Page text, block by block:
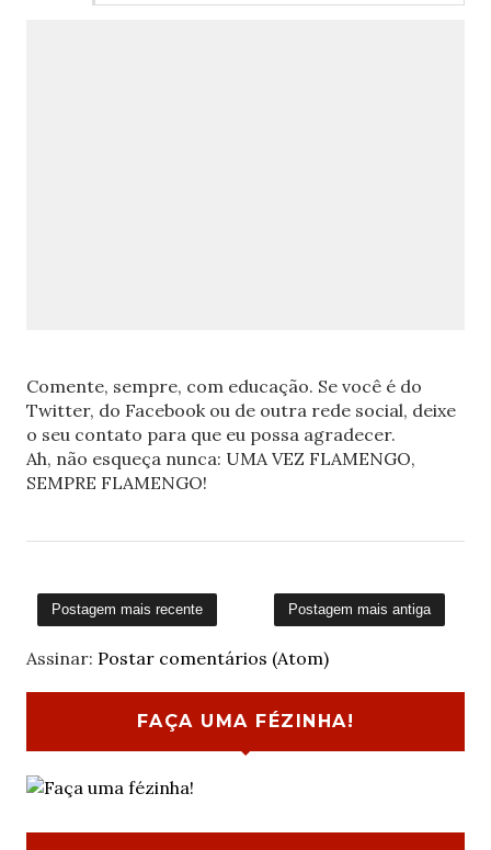
Comente, sempre, com educação. Se você é do
Twitter, do Facebook ou de outra rede social, deixe
o seu contato para que eu possa agradecer.
Ah, não esqueça nunca: UMA VEZ FLAMENGO,
SEMPRE FLAMENGO!
Postagem mais recente Postagem mais antiga
Assinar: Postar comentários (Atom)
FAÇA UMA FÉZINHA!